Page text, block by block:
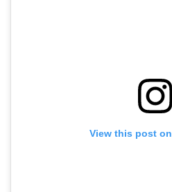
View this post